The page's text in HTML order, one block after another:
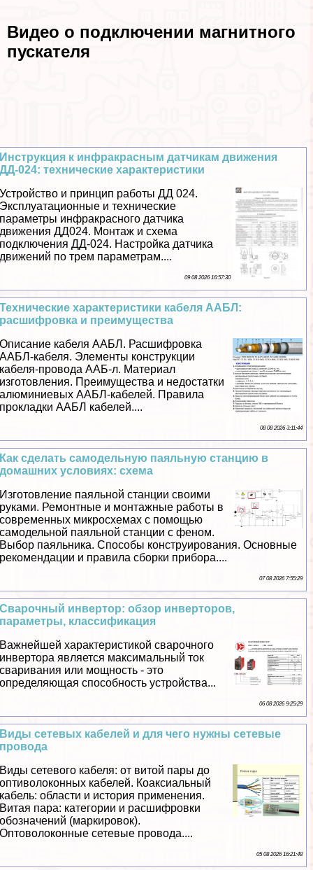
Видео о подключении магнитного
пускателя
Инструкция к инфpaкрасным датчикам движения
ДД-024: технические хаpaктеристики
Устройство и принцип работы ДД 024.
Эксплуатационные и технические
параметры инфpaкрасного датчика
движения ДД024. Монтаж и схема
подключения ДД-024. Настройка датчика
движений по трем параметрам....
09 08 2026 16:57:30
Технические хаpaктеристики кабеля ААБЛ:
расшифровка и преимущества
Описание кабеля ААБЛ. Расшифровка
ААБЛ-кабеля. Элементы конструкции
кабеля-провода ААБ-л. Материал
изготовления. Преимущества и недостатки
алюминиевых ААБЛ-кабелей. Правила
прокладки ААБЛ кабелей....
08 08 2026 3:11:44
Как сделать самодельную паяльную станцию в
домашних условиях: схема
Изготовление паяльной станции своими
руками. Ремонтные и монтажные работы в
современных микросхемах с помощью
самодельной паяльной станции с феном.
Выбор паяльника. Способы конструирования. Основные
рекомендации и правила сборки прибора....
07 08 2026 7:55:29
Сварочный инвертор: обзор инверторов,
параметры, классификация
Важнейшей хаpaктеристикой сварочного
инвертора является максимальный ток
сваривания или мощность - это
определяющая способность устройства...
06 08 2026 9:25:29
Виды сетевых кабелей и для чего нужны сетевые
провода
Виды сетевого кабеля: от витой пары до
оптиволоконных кабелей. Коаксиальный
кабель: области и история применения.
Витая пара: категории и расшифровки
обозначений (маркировок).
Оптоволоконные сетевые провода....
05 08 2026 16:21:48